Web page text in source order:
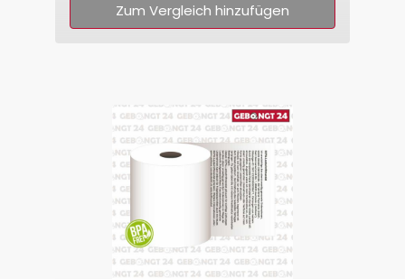
Zum Vergleich hinzufügen